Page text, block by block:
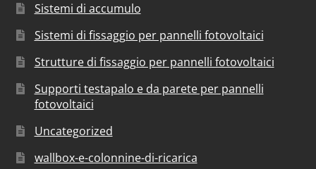
Sistemi di accumulo
Sistemi di fissaggio per pannelli fotovoltaici
Strutture di fissaggio per pannelli fotovoltaici
Supporti testapalo e da parete per pannelli
fotovoltaici
Uncategorized
wallbox-e-colonnine-di-ricarica